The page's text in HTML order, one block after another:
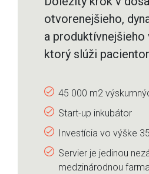
otvorenejšieho,
a produktívnejšieho
ktorý slúži
45 000 m2
Start-up inkubátor
Investícia vo výške
Servier je jedinou
medzinárodnou